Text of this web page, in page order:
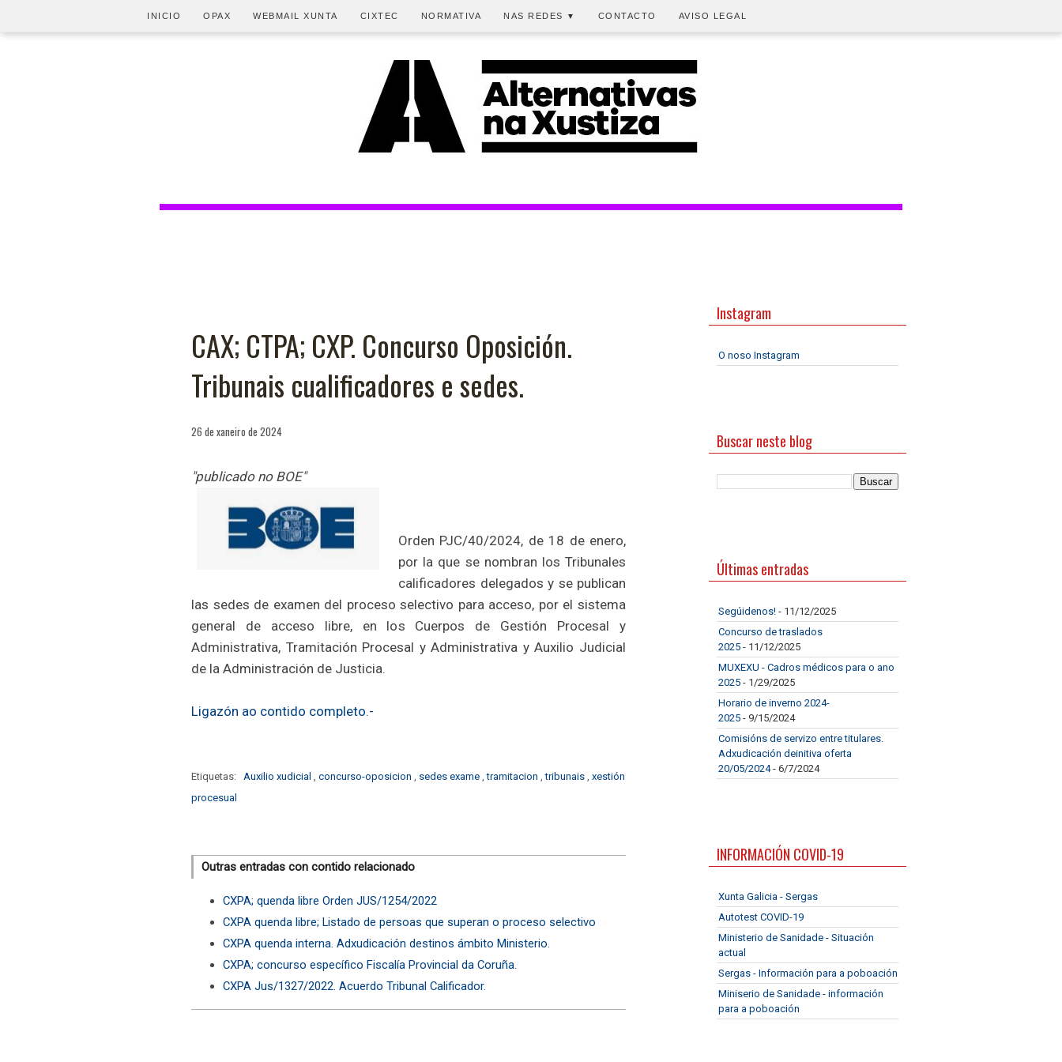
INICIO OPAX WEBMAIL XUNTA CIXTEC NORMATIVA NAS REDES ▼ CONTACTO AVISO LEGAL
CAX; CTPA; CXP. Concurso Oposición.
Tribunais cualificadores e sedes.
26 de xaneiro de 2024
"publicado no BOE"
Orden PJC/40/2024, de 18 de enero,
por la que se nombran los Tribunales
calificadores delegados y se publican
las sedes de examen del proceso selectivo para acceso, por el sistema
general de acceso libre, en los Cuerpos de Gestión Procesal y
Administrativa, Tramitación Procesal y Administrativa y Auxilio Judicial
de la Administración de Justicia.
Ligazón ao contido completo.-
Etiquetas: Auxilio xudicial , concurso-oposicion , sedes exame ,tramitacion ,tribunais , xestión
procesual
Outras entradas con contido relacionado
CXPA; quenda libre Orden JUS/1254/2022
CXPA quenda libre; Listado de persoas que superan o proceso selectivo
CXPA quenda interna. Adxudicación destinos ámbito Ministerio.
CXPA; concurso específico Fiscalía Provincial da Coruña.
CXPA Jus/1327/2022. Acuerdo Tribunal Calificador.
Instagram
O noso Instagram
Buscar neste blog
Últimas entradas
Segúidenos! - 11/12/2025
Concurso de traslados
2025 - 11/12/2025
MUXEXU - Cadros médicos para o ano
2025 - 1/29/2025
Horario de inverno 2024-
2025 - 9/15/2024
Comisións de servizo entre titulares.
Adxudicación deinitiva oferta
20/05/2024- 6/7/2024
INFORMACIÓN COVID-19
Xunta Galicia - Sergas
Autotest COVID-19
Ministerio de Sanidade - Situación
actual
Sergas - Información para a poboación
Miniserio de Sanidade - información
para a poboación